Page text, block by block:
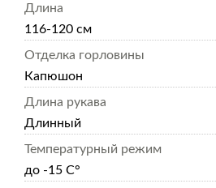
Длина
116-120 см
Отделка горловины
Капюшон
Длина рукава
Длинный
Температурный режим
до -15 С°